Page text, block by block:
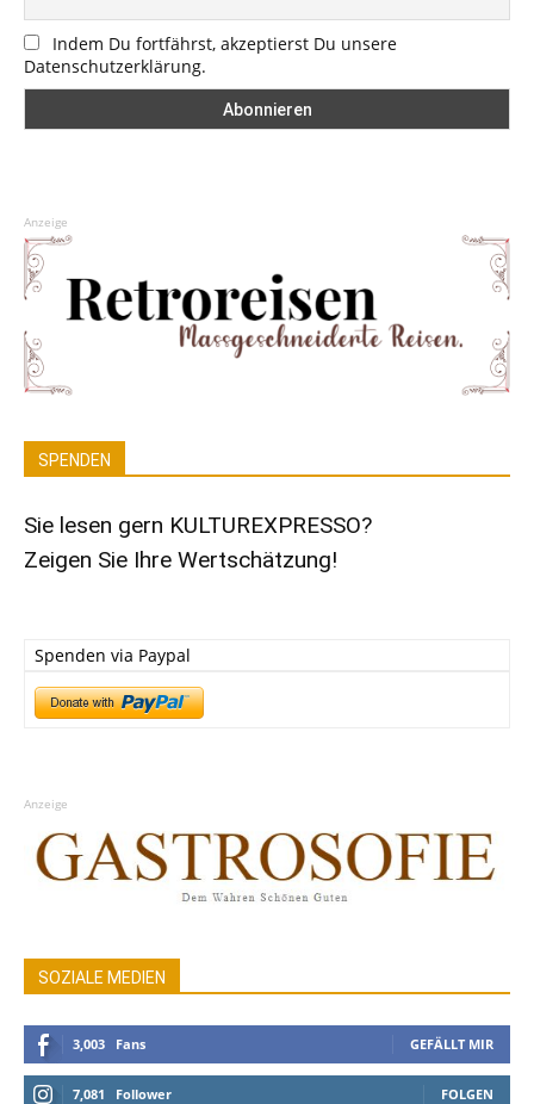
Indem Du fortfährst, akzeptierst Du unsere
Datenschutzerklärung.
Anzeige
SPENDEN
Sie lesen gern KULTUREXPRESSO?
Zeigen Sie Ihre Wertschätzung!
Spenden via Paypal
Anzeige
SOZIALE MEDIEN
3,003 Fans GEFÄLLT MIR
7,081 Follower FOLGEN